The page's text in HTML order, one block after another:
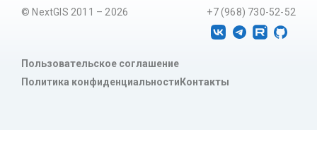
+7 (968) 730-52-52
© NextGIS 2011 – 2026
Пользовательское соглашение
Политика конфиденциальности Контакты